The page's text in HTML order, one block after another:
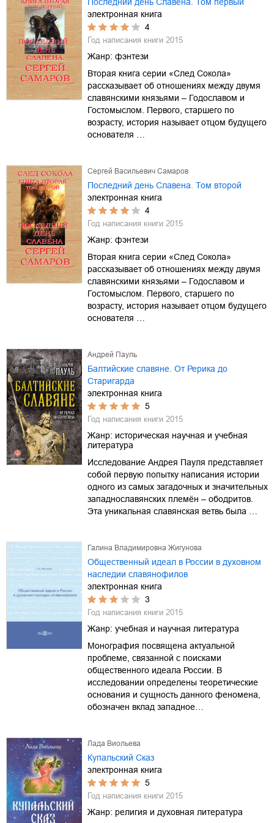
электронная книга
4
Год написания книги 2015
Жанр: фэнтези
Вторая книга серии «След Сокола»
рассказывает об отношениях между двумя
славянскими князьями – Годославом и
Гостомыслом. Первого, старшего по
возрасту, история называет отцом будущего
основателя …
Сергей Васильевич Самаров
Последний день Славена. Том второй
электронная книга
4
Год написания книги 2015
Жанр: фэнтези
Вторая книга серии «След Сокола»
рассказывает об отношениях между двумя
славянскими князьями – Годославом и
Гостомыслом. Первого, старшего по
возрасту, история называет отцом будущего
основателя …
Андрей Пауль
Балтийские славяне. От Рерика до
Старигарда
электронная книга
5
Год написания книги 2015
Жанр: историческая научная и учебная
литература
Исследование Андрея Пауля представляет
собой первую попытку написания истории
одного из самых загадочных и значительных
западнославянских племён – ободритов.
Эта уникальная славянская ветвь была …
Галина Владимировна Жигунова
Общественный идеал в России в духовном
наследии славянофилов
электронная книга
3
Год написания книги 2015
Жанр: учебная и научная литература
Монография посвящена актуальной
проблеме, связанной с поисками
общественного идеала России. В
исследовании определены теоретические
основания и сущность данного феномена,
обозначен вклад западное…
Лада Виольева
Купальский Сказ
электронная книга
5
Год написания книги 2015
Жанр: религия и духовная литература